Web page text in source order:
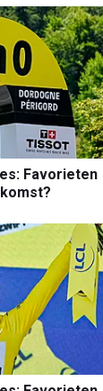
Favorieten